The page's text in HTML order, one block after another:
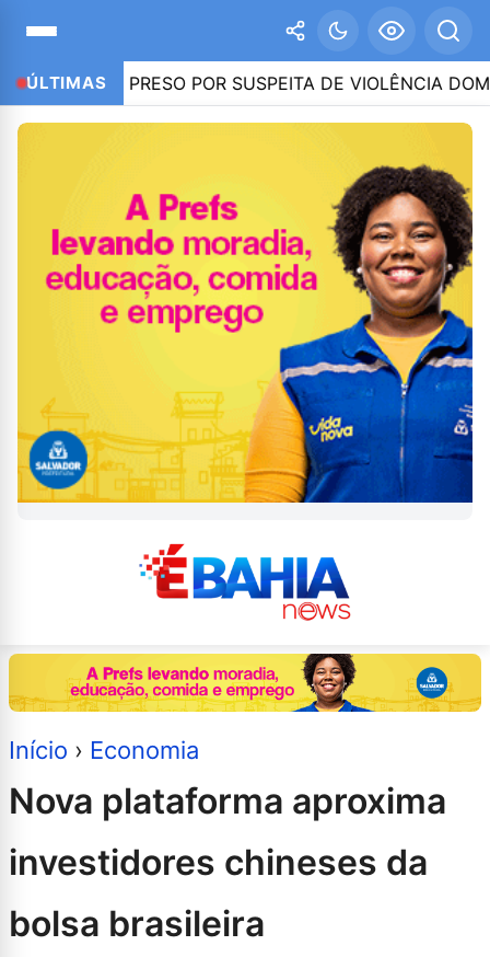
ÚLTIMAS
PR, É PRESO POR SUSPEITA DE VIOLÊNCIA
Início › Economia
Nova plataforma aproxima
investidores chineses da
bolsa brasileira